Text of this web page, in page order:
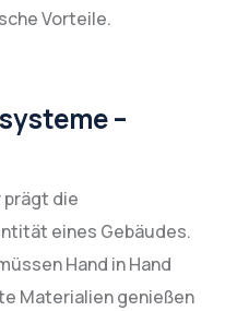
Vorteile.
–
die
eines Gebäudes.
Hand in Hand
Materialien genießen